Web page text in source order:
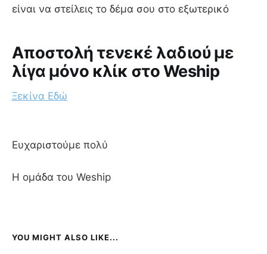
είναι να στείλεις το δέμα σου στο εξωτερικό
Aποστολή τενεκέ λαδιού με
λίγα μόνο κλίκ στο Weship
Ξεκίνα Εδώ
Ευχαριστούμε πολύ
Η ομάδα του Weship
YOU MIGHT ALSO LIKE...